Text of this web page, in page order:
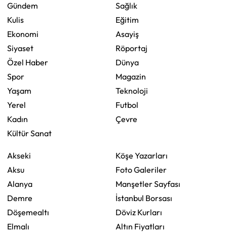
Gündem
Kulis
Ekonomi
Siyaset
Özel Haber
Spor
Yaşam
Yerel
Kadın
Kültür Sanat
Sağlık
Eğitim
Asayiş
Röportaj
Dünya
Magazin
Teknoloji
Futbol
Çevre
Akseki
Aksu
Alanya
Demre
Döşemealtı
Elmalı
Köşe Yazarları
Foto Galeriler
Manşetler Sayfası
İstanbul Borsası
Döviz Kurları
Altın Fiyatları